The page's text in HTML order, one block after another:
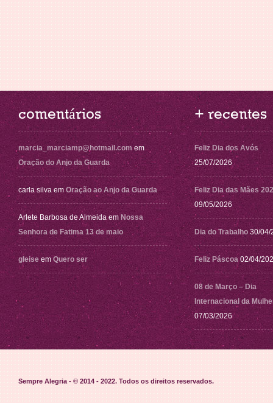
comentários
marcia_marciamp@hotmail.com em
Oração do Anjo da Guarda
carla silva em Oração ao Anjo da Guarda
Arlete Barbosa de Almeida em Nossa
Senhora de Fatima 13 de maio
gleise em Quero ser
+ recentes
Feliz Dia dos Avós
25/07/2026
Feliz Dia das Mães
09/05/2026
Dia do Trabalho 30/04/
Feliz Páscoa 02/04/
08 de Março – Dia
Internacional da
07/03/2026
Sempre Alegria - © 2014 - 2022. Todos os direitos reservados.